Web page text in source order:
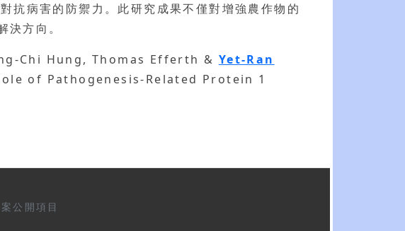
抗病害的防禦力。此研究成果不僅對增強農作物的
方向。
Chi Hung, Thomas Efferth & Yet-Ran
of Pathogenesis-Related Protein 1
公開項目